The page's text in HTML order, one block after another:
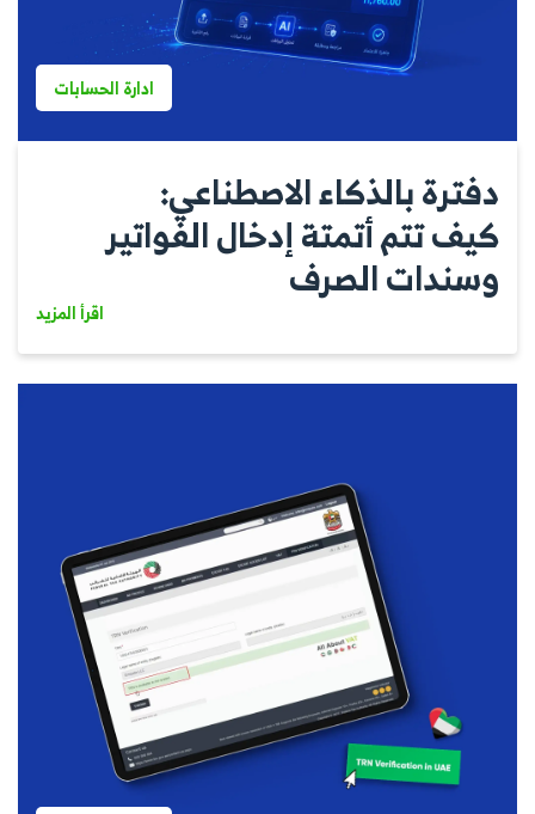
ادارة الحسابات
دفترة بالذكاء الاصطناعي:
كيف تتم أتمتة إدخال الفواتير
وسندات الصرف
اقرأ المزيد